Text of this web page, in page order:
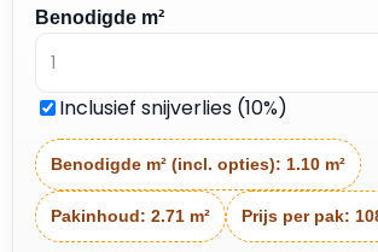
Benodigde m²
Inclusief snijverlies (10%)
Benodigde m² (incl. opties): 1.10 m²
Pakinhoud: 2.71 m² Prijs per pak: